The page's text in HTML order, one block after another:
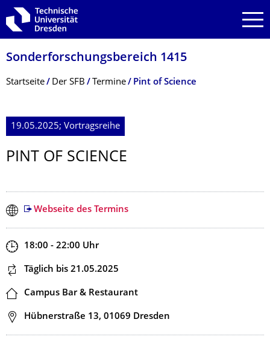
Zur Hauptnavigation springen
Zur Suche springen
Zum Inhalt springen
Sonderforschungs­bereich 1415
Breadcrumb-Menü
Startseite Der SFB Termine Pint of Science
19.05.2025; Vortragsreihe
PINT OF SCIENCE
Webseite des Termins
Zeit
18:00 - 22:00 Uhr
Dieser Termin wiederholt sich
Täglich bis 21.05.2025
Ort
Campus Bar & Restaurant
Adresse
Hübnerstraße 13, 01069 Dresden